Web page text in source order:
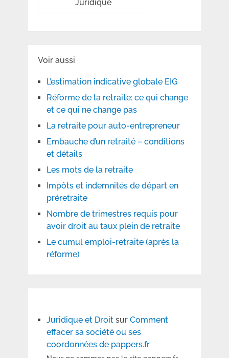
Juridique
Voir aussi
L’estimation indicative globale EIG
Réforme de la retraite: ce qui change
et ce qui ne change pas
La retraite pour auto-entrepreneur
Embauche d’un retraité – conditions
et détails
Les mots de la retraite
Impôts et indemnités de départ en
préretraite
Nombre de trimestres requis pour
avoir droit au taux plein de retraite
Le cumul emploi-retraite (après la
réforme)
Juridique et Droitsur Comment
effacer sa société ou ses
coordonnées de pappers.fr